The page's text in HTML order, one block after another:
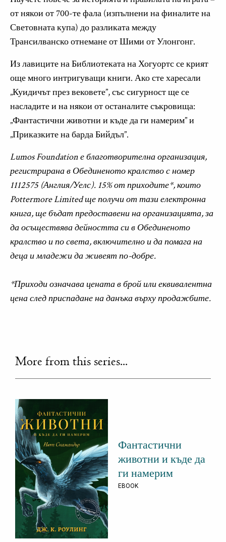
от някои от 700-те фала (изпълнени на финалите на
Световната купа) до разликата между
Трансилванско отнемане от Шими от Улонгонг.
Из лавиците на Библиотеката на Хогуортс се крият
още много интригуващи книги. Ако сте харесали
„Куидичът през вековете”, със сигурност ще се
насладите и на някои от останалите съкровища:
„Фантастични животни и къде да ги намерим” и
„Приказките на барда Бийдъл”.
Lumos Foundation е благотворителна организация,
регистрирана в Обединеното кралство с номер
1112575 (Англия/Уелс). 15% от приходите*, които
Pottermore Limited ще получи от тази електронна
книга, ще бъдат предоставени на организацията, за
да осъществява дейността си в Обединеното
кралство и по света, включително и да помага на
деца и младежи да живеят по-добре.
*Приходи означава цената в брой или еквивалентна
цена след приспадане на данъка върху продажбите.
More from this series...
Фантастични
животни и къде да
ги намерим
EBOOK